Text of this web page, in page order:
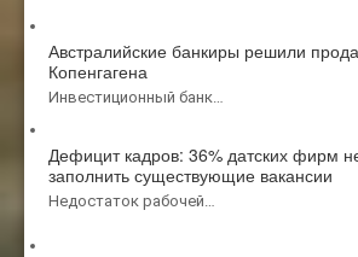
Австралийские банкиры решили
Копенгагена
Инвестиционный банк…
Дефицит кадров: 36% датских фирм
заполнить существующие вакансии
Недостаток рабочей…